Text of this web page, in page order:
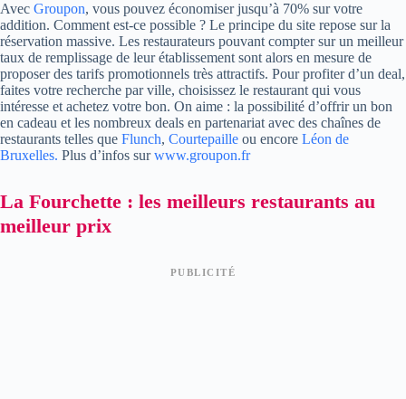
Avec Groupon, vous pouvez économiser jusqu’à 70% sur votre
addition. Comment est-ce possible ? Le principe du site repose sur la
réservation massive. Les restaurateurs pouvant compter sur un meilleur
taux de remplissage de leur établissement sont alors en mesure de
proposer des tarifs promotionnels très attractifs. Pour profiter d’un deal,
faites votre recherche par ville, choisissez le restaurant qui vous
intéresse et achetez votre bon. On aime : la possibilité d’offrir un bon
en cadeau et les nombreux deals en partenariat avec des chaînes de
restaurants telles que Flunch, Courtepaille ou encore Léon de
Bruxelles. Plus d’infos surwww.groupon.fr
La Fourchette : les meilleurs restaurants au
meilleur prix
PUBLICITÉ